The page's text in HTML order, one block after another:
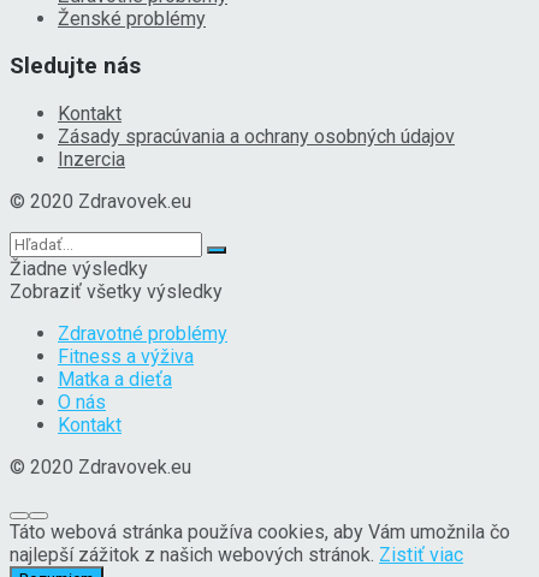
Ženské problémy
Sledujte nás
Kontakt
Zásady spracúvania a ochrany osobných údajov
Inzercia
© 2020 Zdravovek.eu
Žiadne výsledky
Zobraziť všetky výsledky
Zdravotné problémy
Fitness a výživa
Matka a dieťa
O nás
Kontakt
© 2020 Zdravovek.eu
Táto webová stránka používa cookies, aby Vám umožnila čo
najlepší zážitok z našich webových stránok. Zistiť viac